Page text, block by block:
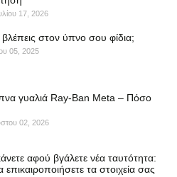
17, 2026
βλέπεις στον ύπνο σου φίδια;
05, 2025
γυαλιά Ray-Ban Meta – Πόσο
02, 2026
αφού βγάλετε νέα ταυτότητα:
τα στοιχεία σας